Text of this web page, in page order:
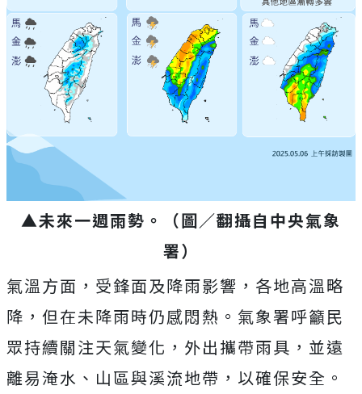
▲未來一週雨勢。（圖／翻攝自中央氣象
署）
氣溫方面，受鋒面及降雨影響，各地高溫略
降，但在未降雨時仍感悶熱。氣象署呼籲民
眾持續關注天氣變化，外出攜帶雨具，並遠
離易淹水、山區與溪流地帶，以確保安全。